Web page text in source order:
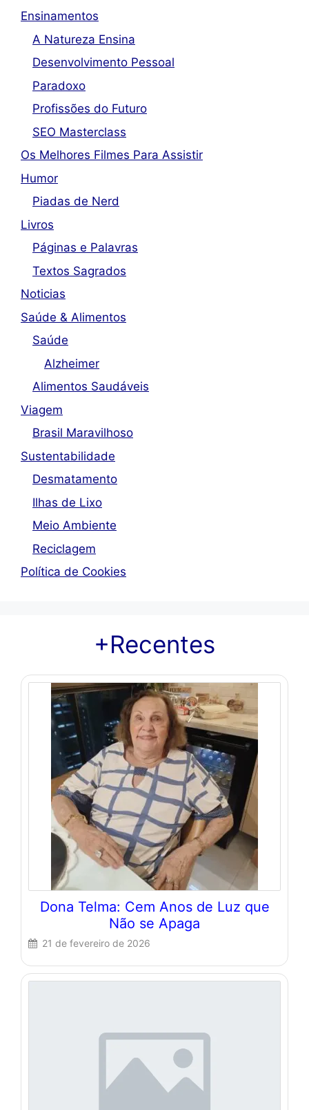
Ensinamentos
A Natureza Ensina
Desenvolvimento Pessoal
Paradoxo
Profissões do Futuro
SEO Masterclass
Os Melhores Filmes Para Assistir
Humor
Piadas de Nerd
Livros
Páginas e Palavras
Textos Sagrados
Noticias
Saúde & Alimentos
Saúde
Alzheimer
Alimentos Saudáveis
Viagem
Brasil Maravilhoso
Sustentabilidade
Desmatamento
Ilhas de Lixo
Meio Ambiente
Reciclagem
Política de Cookies
+Recentes
Dona Telma: Cem Anos de Luz que
Não se Apaga
21 de fevereiro de 2026